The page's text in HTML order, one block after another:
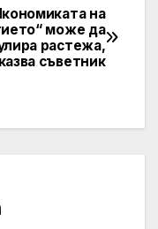
на
може да
растежа,
казва съветник